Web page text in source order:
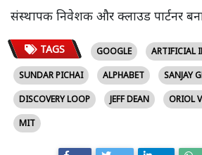
संस्थापक निवेशक और क्लाउड पार्टनर
TAGS GOOGLE
ARTIFICIAL
SUNDAR PICHAI
ALPHABET
SANJAY
DISCOVERY LOOP
JEFF DEAN ORIOL
MIT